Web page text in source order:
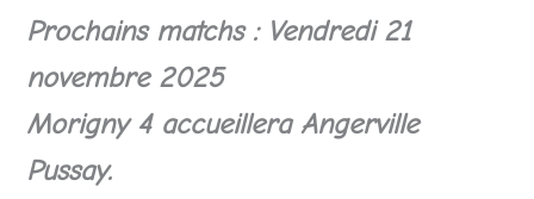
Prochains matchs : Vendredi 21
novembre 2025
Morigny 4 accueillera Angerville
Pussay.